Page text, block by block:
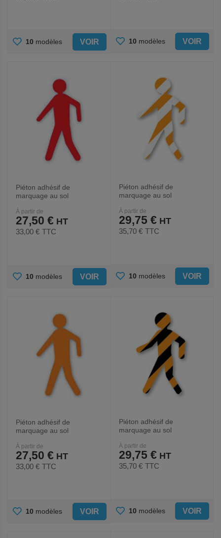
AJOUTER
10 modèles VOIR AJOUTER
10 modèles VOIR
Piéton adhésif de
marquage au sol
Ergomat
À partir de
27,50 €
33,00 € TTC
AJOUTER
10 modèles VOIR
Piéton adhésif de
marquage au sol
- Ergomat
À partir de
29,75 €
35,70 € TTC
AJOUTER
10 modèles VOIR
Piéton adhésif de
marquage au sol
Ergomat
À partir de
27,50 €
33,00 € TTC
AJOUTER
10 modèles VOIR
Piéton adhésif de
marquage au sol
Ergomat
À partir de
29,75 €
35,70 € TTC
AJOUTER
10 modèles VOIR